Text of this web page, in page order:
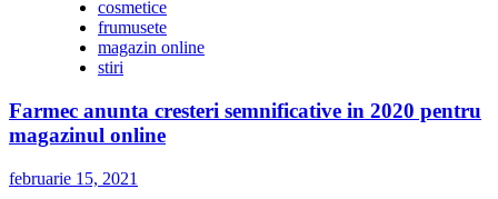
noul
brand
Farmec
cosmetice
frumusete
magazin online
stiri
Farmec anunta cresteri semnificative in 2020 pentru
magazinul online
februarie 15, 2021